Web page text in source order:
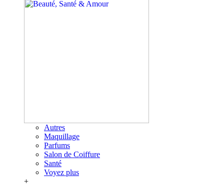
Autres
Maquillage
Parfums
Salon de Coiffure
Santé
Voyez plus
+